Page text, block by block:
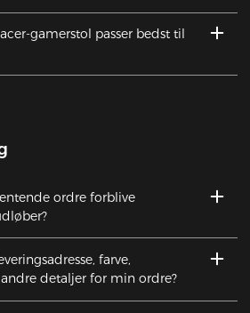
gamerstol passer bedst til
ordre forblive
farve,
detaljer for min ordre?